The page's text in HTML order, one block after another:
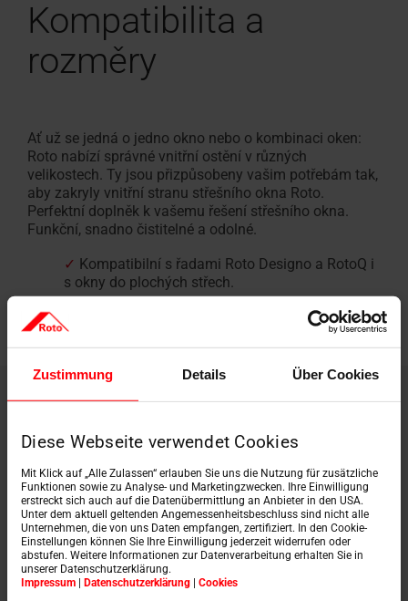
Zustimmung Details Über Cookies
Diese Webseite verwendet Cookies
Mit Klick auf „Alle Zulassen“ erlauben Sie uns die Nutzung für zusätzliche
Funktionen sowie zu Analyse- und Marketingzwecken. Ihre Einwilligung
erstreckt sich auch auf die Datenübermittlung an Anbieter in den USA.
Unter dem aktuell geltenden Angemessenheitsbeschluss sind nicht alle
Unternehmen, die von uns Daten empfangen, zertifiziert. In den Cookie-
Einstellungen können Sie Ihre Einwilligung jederzeit widerrufen oder
abstufen. Weitere Informationen zur Datenverarbeitung erhalten Sie in
unserer Datenschutzerklärung.
Impressum | Datenschutzerklärung | Cookies
Kompatibilita a
rozměry
Ať už se jedná o jedno okno nebo o kombinaci oken:
Roto nabízí správné vnitřní ostění v různých
velikostech. Ty jsou přizpůsobeny vašim potřebám tak,
aby zakryly vnitřní stranu střešního okna Roto.
Perfektní doplněk k vašemu řešení střešního okna.
Funkční, snadno čistitelné a odolné.
✓ Kompatibilní s řadami Roto Designo a RotoQ i
s okny do plochých střech.
K dispozici v různých hloubkách a šířkách
kombinované instalace